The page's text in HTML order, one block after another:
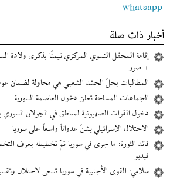
whatsapp
أخبار ذات صلة
إقامة المحفل النسوي المركزي تيمنًا بذكرى ولادة
+ صور
المطالبات بحلّ الحشد الشعبي هي محاولة لضمان
الجماعات المسلحة تعلن دخول العاصمة السورية
دخول القوات الصهيونية لمناطق في الجولان السوري
الاحتلال الإسرائيلي يشنّ عدواناً واسعاً على سوريا
قائد الثورة: ما جرى في سوريا تمّ تخطيطه بغرف
فيديو
سلامي: القوى الأجنبية في سوريا تسعى لاحتلال